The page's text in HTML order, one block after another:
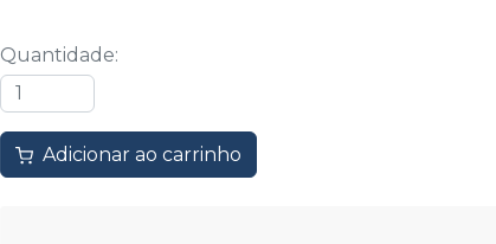
Quantidade:
Adicionar ao carrinho